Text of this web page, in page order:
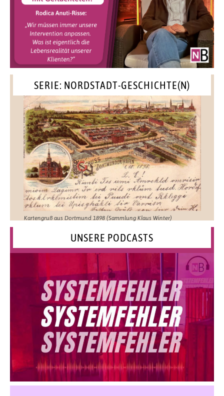
SERIE: NORDSTADT-GESCHICHTE(N)
Kartengruß aus Dortmund 1898 (Sammlung Klaus Winter)
UNSERE PODCASTS